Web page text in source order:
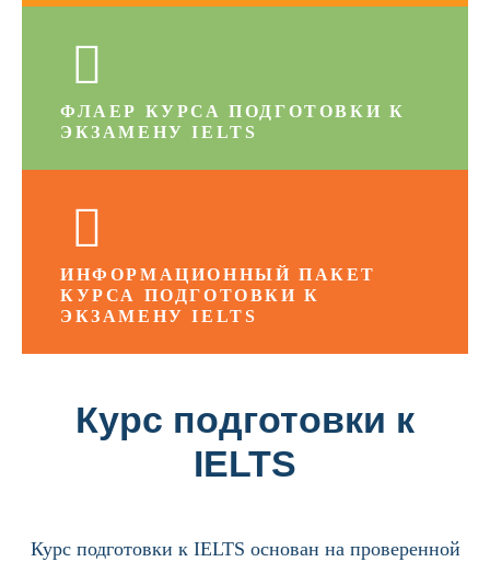
ФЛАЕР КУРСА ПОДГОТОВКИ К
ЭКЗАМЕНУ IELTS
ИНФОРМАЦИОННЫЙ ПАКЕТ
КУРСА ПОДГОТОВКИ К
ЭКЗАМЕНУ IELTS
Курс подготовки к
IELTS
Курс подготовки к IELTS основан на проверенной